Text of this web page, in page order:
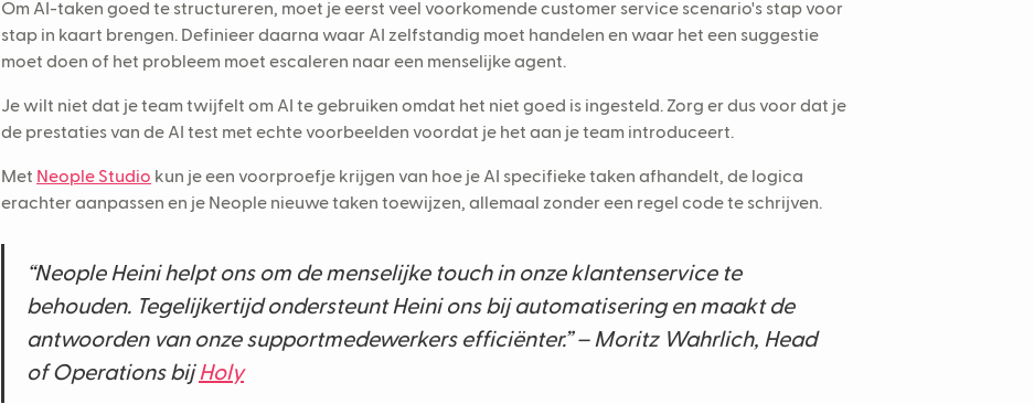
Om AI-taken goed te structureren, moet je eerst veel voorkomende customer service scenario's stap voor
stap in kaart brengen. Definieer daarna waar AI zelfstandig moet handelen en waar het een suggestie
moet doen of het probleem moet escaleren naar een menselijke agent.
Je wilt niet dat je team twijfelt om AI te gebruiken omdat het niet goed is ingesteld. Zorg er dus voor dat je
de prestaties van de AI test met echte voorbeelden voordat je het aan je team introduceert.
Met Neople Studio kun je een voorproefje krijgen van hoe je AI specifieke taken afhandelt, de logica
erachter aanpassen en je Neople nieuwe taken toewijzen, allemaal zonder een regel code te schrijven.
“Neople Heini helpt ons om de menselijke touch in onze klantenservice te
behouden. Tegelijkertijd ondersteunt Heini ons bij automatisering en maakt de
antwoorden van onze supportmedewerkers efficiënter.”– Moritz Wahrlich, Head
of Operations bijHoly